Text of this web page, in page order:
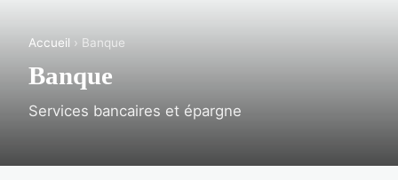
Accueil › Banque
Banque
Services bancaires et épargne